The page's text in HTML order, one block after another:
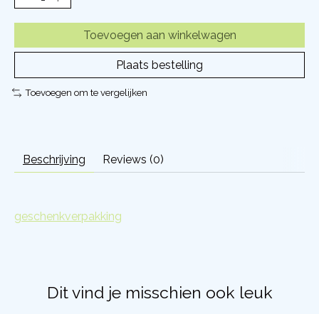
Toevoegen aan winkelwagen
Plaats bestelling
Toevoegen om te vergelijken
Beschrijving Reviews (0)
geschenkverpakking
Dit vind je misschien ook leuk